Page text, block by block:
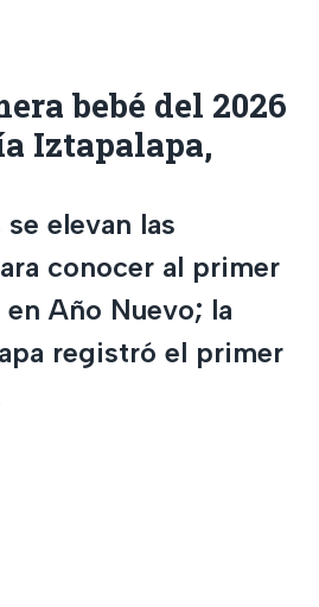
bebé del 2026
Iztapalapa,
se elevan las
conocer al primer
Año Nuevo; la
registró el primer